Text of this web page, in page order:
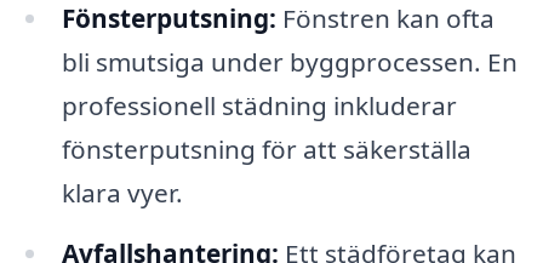
Fönsterputsning: Fönstren kan ofta
bli smutsiga under byggprocessen. En
professionell städning inkluderar
fönsterputsning för att säkerställa
klara vyer.
Avfallshantering: Ett städföretag kan